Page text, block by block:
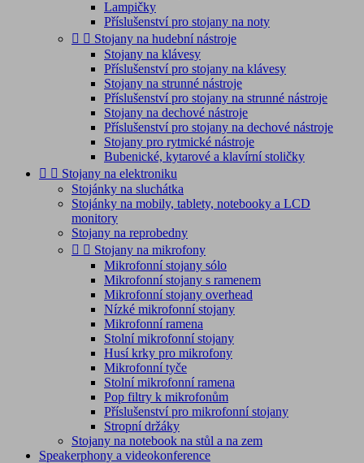
Lampičky
Příslušenství pro stojany na noty
  Stojany na hudební nástroje
Stojany na klávesy
Příslušenství pro stojany na klávesy
Stojany na strunné nástroje
Příslušenství pro stojany na strunné nástroje
Stojany na dechové nástroje
Příslušenství pro stojany na dechové nástroje
Stojany pro rytmické nástroje
Bubenické, kytarové a klavírní stoličky
  Stojany na elektroniku
Stojánky na sluchátka
Stojánky na mobily, tablety, notebooky a LCD
monitory
Stojany na reprobedny
  Stojany na mikrofony
Mikrofonní stojany sólo
Mikrofonní stojany s ramenem
Mikrofonní stojany overhead
Nízké mikrofonní stojany
Mikrofonní ramena
Stolní mikrofonní stojany
Husí krky pro mikrofony
Mikrofonní tyče
Stolní mikrofonní ramena
Pop filtry k mikrofonům
Příslušenství pro mikrofonní stojany
Stropní držáky
Stojany na notebook na stůl a na zem
Speakerphony a videokonference